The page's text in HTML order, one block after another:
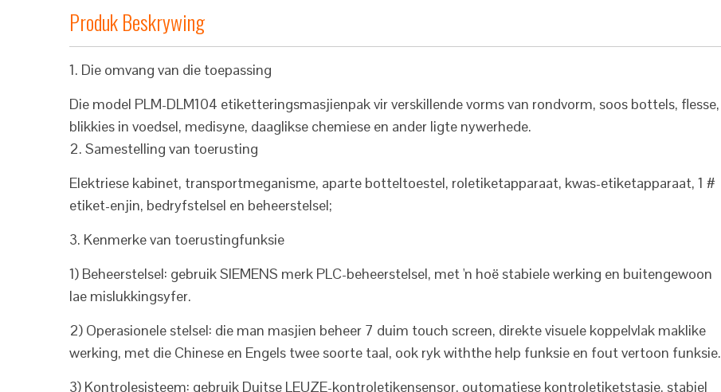
Produk Beskrywing
1. Die omvang van die toepassing
Die model PLM-DLM104 etiketteringsmasjienpak vir verskillende vorms van rondvorm, soos bottels, flesse,
blikkies in voedsel, medisyne, daaglikse chemiese en ander ligte nywerhede.
2. Samestelling van toerusting
Elektriese kabinet, transportmeganisme, aparte botteltoestel, roletiketapparaat, kwas-etiketapparaat, 1 #
etiket-enjin, bedryfstelsel en beheerstelsel;
3. Kenmerke van toerustingfunksie
1) Beheerstelsel: gebruik SIEMENS merk PLC-beheerstelsel, met 'n hoë stabiele werking en buitengewoon
lae mislukkingsyfer.
2) Operasionele stelsel: die man masjien beheer 7 duim touch screen, direkte visuele koppelvlak maklike
werking, met die Chinese en Engels twee soorte taal, ook ryk withthe help funksie en fout vertoon funksie.
3) Kontrolesisteem: gebruik Duitse LEUZE-kontroletikensensor, outomatiese kontroletiketstasie, stabiel